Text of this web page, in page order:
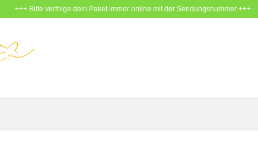
+++ Bitte verfolge dein Paket immer online mit der Sendungsnummer +++